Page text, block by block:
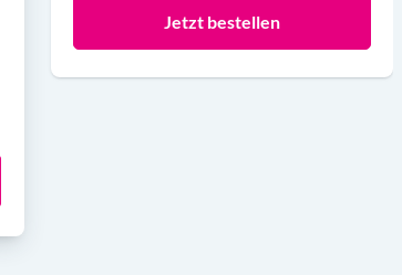
Jetzt bestellen